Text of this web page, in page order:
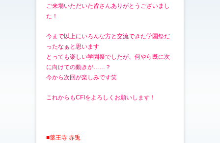
ご来場いただいた皆さんありがとうございまし
た！
今まで以上にいろんな方と交流できた学園祭だ
ったなぁと思います
とっても楽しい学園祭でしたが、何やら既に次
に向けての動きが……？
今から次回が楽しみです笑
これからもCFIをよろしくお願いします！
■薬王寺 赤兎